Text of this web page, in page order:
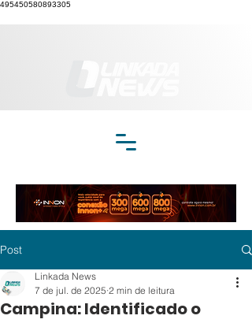
495450580893305
Post
Campina: Identificado o
Linkada News
7 de jul. de 2025 2 min de leitura